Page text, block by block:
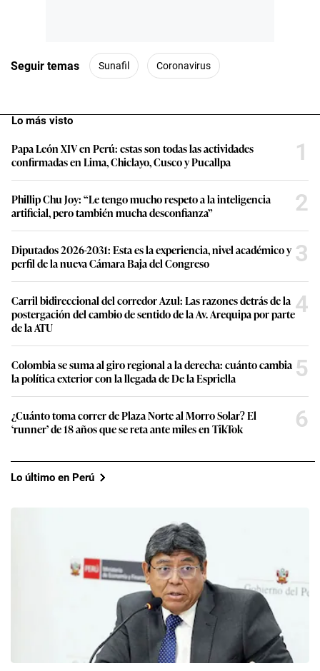
Seguir temas Sunafil Coronavirus
Lo más visto
Papa León XIV en Perú: estas son todas las actividades
confirmadas en Lima, Chiclayo, Cusco y Pucallpa
1
Phillip Chu Joy: “Le tengo mucho respeto a la inteligencia
artificial, pero también mucha desconfianza”
2
Diputados 2026-2031: Esta es la experiencia, nivel académico y
perfil de la nueva Cámara Baja del Congreso
3
Carril bidireccional del corredor Azul: Las razones detrás de la
postergación del cambio de sentido de la Av. Arequipa por parte
de la ATU
4
Colombia se suma al giro regional a la derecha: cuánto cambia
la política exterior con la llegada de De la Espriella
5
¿Cuánto toma correr de Plaza Norte al Morro Solar? El
‘runner’ de 18 años que se reta ante miles en TikTok
6
Lo último en Perú